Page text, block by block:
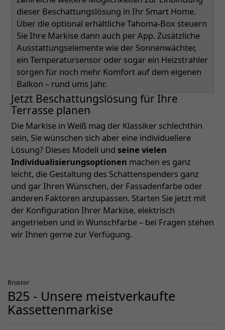
dieser Beschattungslösung in Ihr Smart Home.
Über die optional erhältliche Tahoma-Box steuern
Sie Ihre Markise dann auch per App. Zusätzliche
Ausstattungselemente wie der Sonnenwächter,
ein Temperatursensor oder sogar ein Heizstrahler
sorgen für noch mehr Komfort auf dem eigenen
Balkon – rund ums Jahr.
Jetzt Beschattungslösung für Ihre
Terrasse planen
Die Markise in Weiß mag der Klassiker schlechthin
sein, Sie wünschen sich aber eine individuellere
Lösung? Dieses Modell und seine vielen
Individualisierungsoptionen machen es ganz
leicht, die Gestaltung des Schattenspenders ganz
und gar Ihren Wünschen, der Fassadenfarbe oder
anderen Faktoren anzupassen. Starten Sie jetzt mit
der Konfiguration Ihrer Markise, elektrisch
angetrieben und in Wunschfarbe – bei Fragen stehen
wir Ihnen gerne zur Verfügung.
Brustor
B25 - Unsere meistverkaufte
Kassettenmarkise